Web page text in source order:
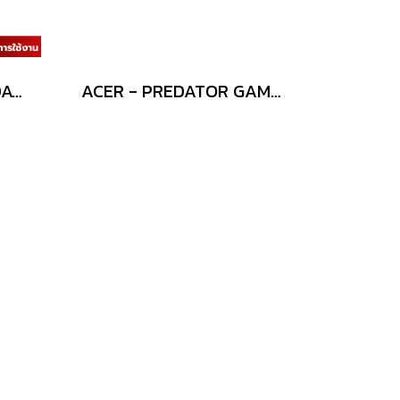
RAM (หน่วยความจำ) ADATA PREMIER (AD4U2666716G19-RGN) 16GB (16GBx1) DDR4 2666MHz ACER - PREDATOR GAMING KEYBOARD 761